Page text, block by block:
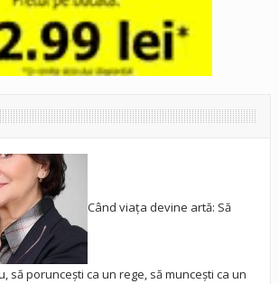
Când viața devine artă: Să
să poruncești ca un rege, să muncești ca un